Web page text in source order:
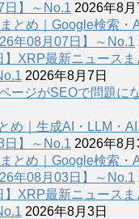
日】～No.1 2026年8月
とめ｜Google検索・
年08月07日】～No.1
】XRP最新ニュースま
2026年8月7日
ージがSEOで問題に
め｜生成AI・LLM・
日】～No.1 2026年8月
とめ｜Google検索・
年08月03日】～No.1
】XRP最新ニュースま
2026年8月3日